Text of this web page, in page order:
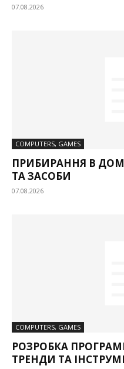
07.08.2026
COMPUTERS, GAMES
ПРИБИРАННЯ В
ТА ЗАСОБИ
07.08.2026
COMPUTERS, GAMES
РОЗРОБКА
ТРЕНДИ ТА